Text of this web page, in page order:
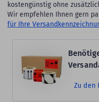
kostengünstig ohne
Wir empfehlen Ihnen gern
für Ihre
Zu den